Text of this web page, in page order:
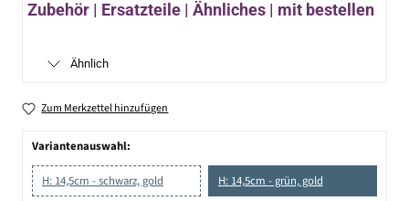
Zubehör | Ersatzteile | Ähnliches | mit bestellen
Ähnlich
Zum Merkzettel hinzufügen
Variantenauswahl:
H: 14,5cm - schwarz, gold H: 14,5cm - grün, gold